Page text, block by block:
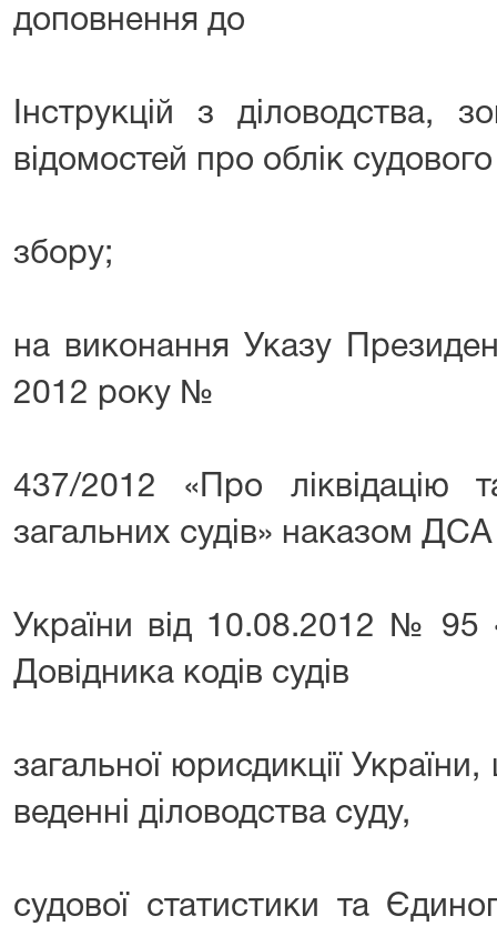
доповнення до
Інструкцій з діловодства,
відомостей про облік судового
збору;
на виконання Указу
2012 року №
437/2012 «Про ліквідацію
загальних судів» наказом ДСА
України від 10.08.2012 № 95
Довідника кодів судів
загальної юрисдикції
веденні діловодства суду,
судової статистики та